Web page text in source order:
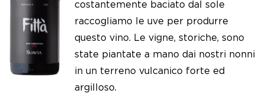
Le nostre news
costantemente baciato dal sole
raccogliamo le uve per produrre
questo vino. Le vigne, storiche, sono
state piantate a mano dai nostri nonni
in un terreno vulcanico forte ed
argilloso.